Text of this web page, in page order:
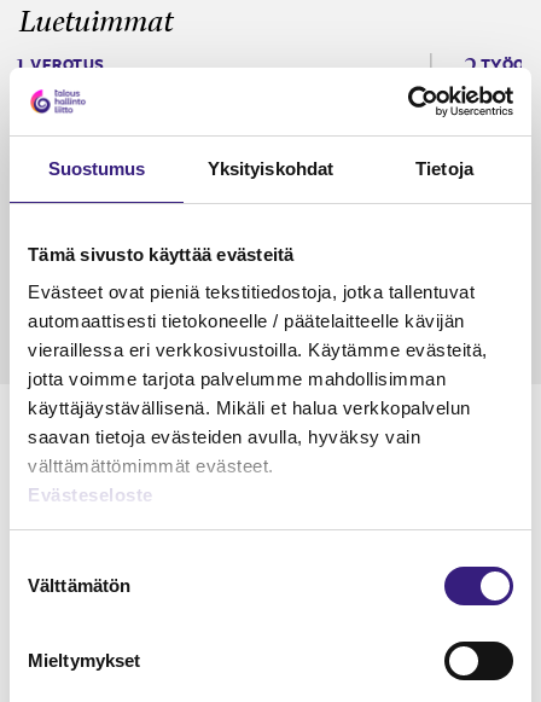
Suostumus Yksityiskohdat Tietoja
Tämä sivusto käyttää evästeitä
Evästeet ovat pieniä tekstitiedostoja, jotka tallentuvat
automaattisesti tietokoneelle / päätelaitteelle kävijän
vieraillessa eri verkkosivustoilla. Käytämme evästeitä,
jotta voimme tarjota palvelumme mahdollisimman
käyttäjäystävällisenä. Mikäli et halua verkkopalvelun
saavan tietoja evästeiden avulla, hyväksy vain
välttämättömimmät evästeet.
Evästeseloste
valinta
Välttämätön
Mieltymykset
Luetuimmat
VEROTUS
Kulu­veloitukset arvon­lisä­
verotuksessa – omien kulujen
veloitus, kulujen edelleen­
veloitus ja läpi­laskutus
15.5.2023 10 min